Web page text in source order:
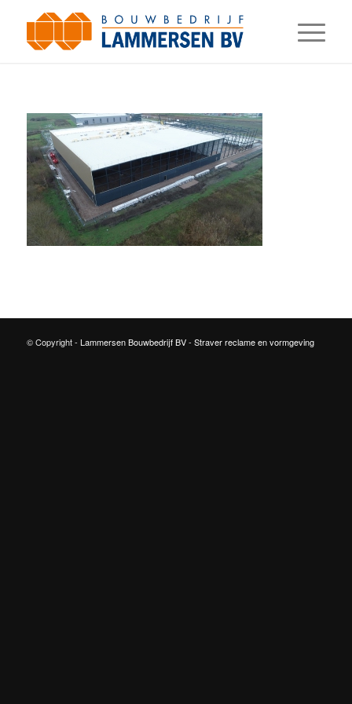
© Copyright - Lammersen Bouwbedrijf BV- Straver reclame en vormgeving